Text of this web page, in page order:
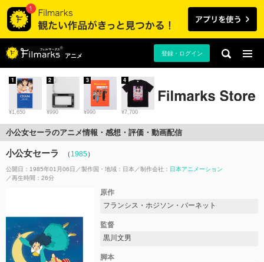
アニメ 登録・ログイン
¥1,650
1
¥990
2
¥990
3
¥7,700
4
小公女セーラのアニメ情報・感想・評価・動画配信
小公女セーラ （ 1985）
公開日：1985年01月06日 製作国・地域： 日本 制作会社： 日本アニメーション
再生時間：26分
原作
フランシス・ホジソン・バーネット
監督
黒川文男
脚本